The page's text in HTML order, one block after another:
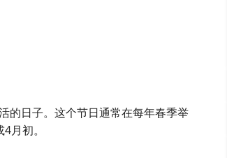
的日子。这个节日通常在每年春季举
月初。